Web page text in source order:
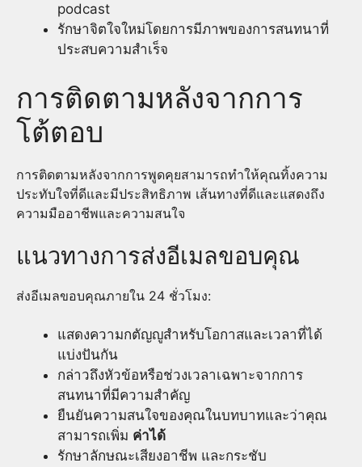
podcast
รักษาจิตใจใหม่โดยการมีภาพของการสนทนาที่
ประสบความสำเร็จ
การติดตามหลังจากการ
โต้ตอบ
การติดตามหลังจากการพูดคุยสามารถทำให้คุณทิ้งความ
ประทับใจที่ดีและมีประสิทธิภาพ เส้นทางที่ดีและแสดงถึง
ความมืออาชีพและความสนใจ
แนวทางการส่งอีเมลขอบคุณ
ส่งอีเมลขอบคุณภายใน 24 ชั่วโมง:
แสดงความกตัญญูสำหรับโอกาสและเวลาที่ได้
แบ่งปันกัน
กล่าวถึงหัวข้อหรือช่วงเวลาเฉพาะจากการ
สนทนาที่มีความสำคัญ
ยืนยันความสนใจของคุณในบทบาทและว่าคุณ
สามารถเพิ่ม ค่าได้
รักษาลักษณะเสียงอาชีพ และกระชับ